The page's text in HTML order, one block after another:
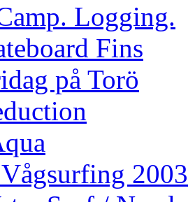
Logging.
Fins
på Torö
2003